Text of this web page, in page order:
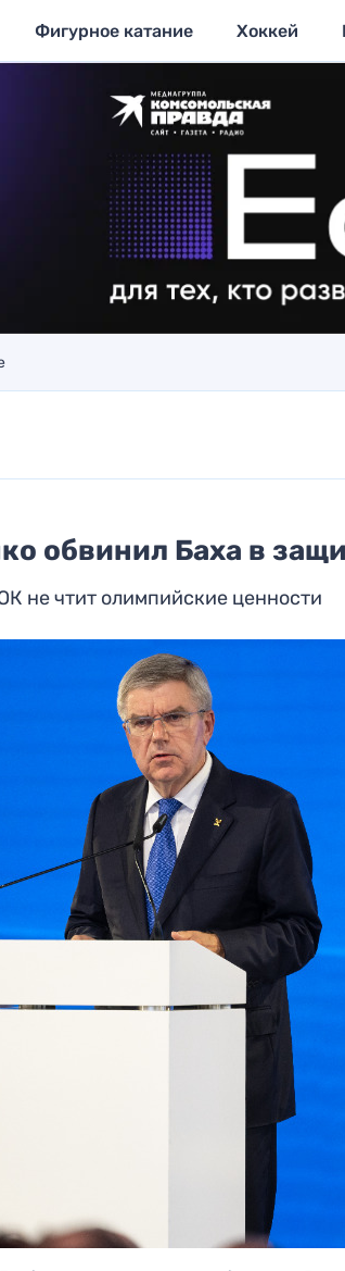
Фигурное катание Хоккей
обвинил Баха в
не чтит олимпийские ценности